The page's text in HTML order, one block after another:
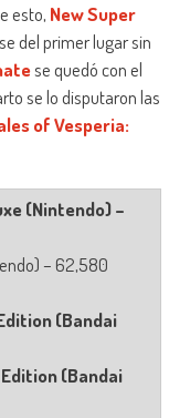
esto, New Super
del primer lugar sin
se quedó con el
se lo disputaron las
of Vesperia:
(Nintendo) –
– 62,580
(Bandai
(Bandai